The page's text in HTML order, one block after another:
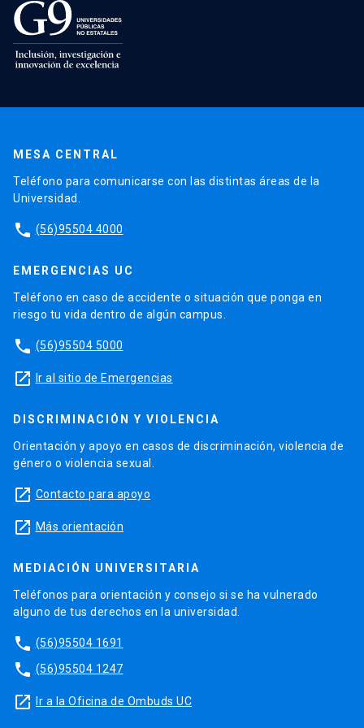
MESA CENTRAL
Teléfono para comunicarse con las distintas áreas de la
Universidad.
phone (56)95504 4000
EMERGENCIAS UC
Teléfono en caso de accidente o situación que ponga en
riesgo tu vida dentro de algún campus.
phone (56)95504 5000
launch Ir al sitio de Emergencias
DISCRIMINACIÓN Y VIOLENCIA
Orientación y apoyo en casos de discriminación, violencia de
género o violencia sexual.
launch Contacto para apoyo
launch Más orientación
MEDIACIÓN UNIVERSITARIA
Teléfonos para orientación y consejo si se ha vulnerado
alguno de tus derechos en la universidad.
phone (56)95504 1691
phone (56)95504 1247
launch Ir a la Oficina de Ombuds UC